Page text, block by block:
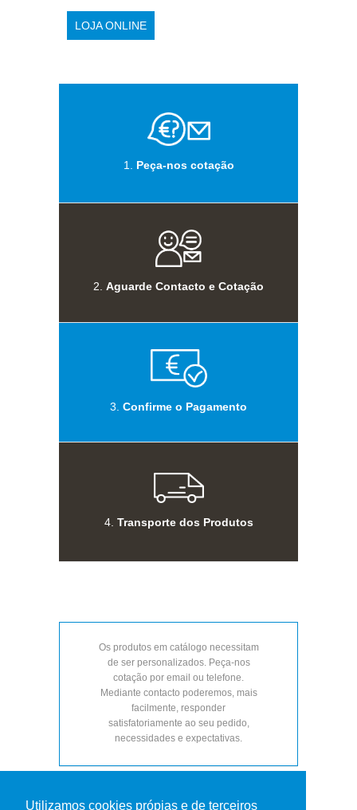
Utilizamos cookies própias e de terceiros
LOJA ONLINE
1. Peça-nos cotação
2. Aguarde Contacto e Cotação
3. Confirme o Pagamento
4. Transporte dos Produtos
Os produtos em catálogo necessitam
de ser personalizados. Peça-nos
cotação por email ou telefone.
Mediante contacto poderemos, mais
facilmente, responder
satisfatoriamente ao seu pedido,
necessidades e expectativas.